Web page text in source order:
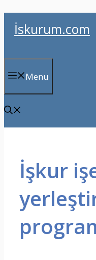
atlaİskurum.com
Menu
İşkur